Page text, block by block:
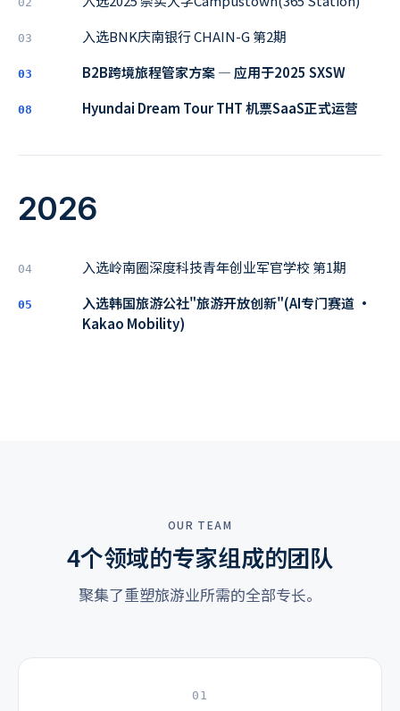
03 入选BNK庆南银行 CHAIN-G 第2期
03 B2B跨境旅程管家方案 ― 应用于2025 SXSW
08 Hyundai Dream Tour THT 机票SaaS正式运营
2026
04 入选岭南圈深度科技青年创业军官学校 第1期
05
入选韩国旅游公社"旅游开放创新"(AI专门赛道 ·
Kakao Mobility)
OUR TEAM
4个领域的专家组成的团队
聚集了重塑旅游业所需的全部专长。
01